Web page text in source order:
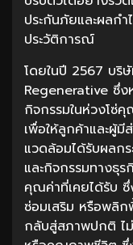
ประกันภัยและผลกำ
ประวัติการณ์
โดยในปี 2567 บริ
Regenerative ซึ่ง
กิจกรรมในห่วงโซ่
เพื่อให้ลูกค้าและผู้
แวดล้อมได้รับผลก
และกิจกรรมทางธุ
คุณค่าที่เคยได้รับ ซึ่
ซ่อมเสริม หรือพลิ
กลับสู่สภาพปกติ ไ